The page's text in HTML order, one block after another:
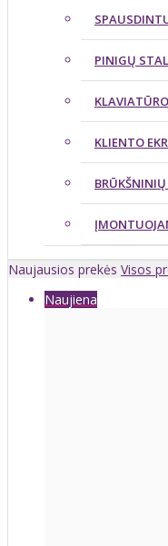
PINIGŲ
KLIENTO
Naujausios prekės Visos
Naujiena